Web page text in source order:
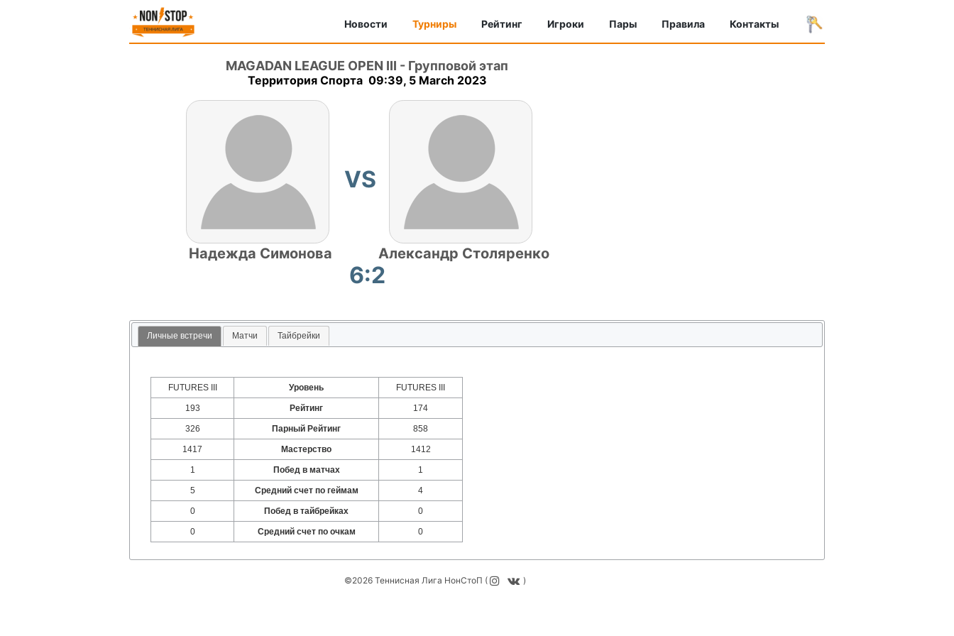
Новости Турниры Рейтинг Игроки Пары Правила Контакты
MAGADAN LEAGUE OPEN III - Групповой этап
Территория Спорта 09:39, 5 March 2023
Надежда Симонова
VS
Александр Столяренко
6:2
Личные встречи Матчи Тайбрейки
FUTURES III Уровень FUTURES III
193 Рейтинг 174
326 Парный Рейтинг 858
1417 Мастерство 1412
1 Побед в матчах 1
5 Средний счет по геймам 4
0 Побед в тайбрейках 0
0 Средний счет по очкам 0
©2026 Теннисная Лига НонСтоП ( )